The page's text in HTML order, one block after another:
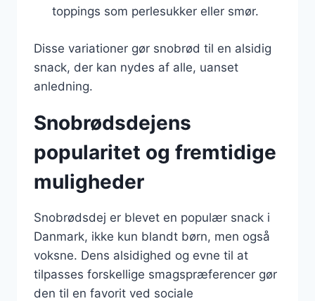
toppings som perlesukker eller smør.
Disse variationer gør snobrød til en alsidig
snack, der kan nydes af alle, uanset
anledning.
Snobrødsdejens
popularitet og fremtidige
muligheder
Snobrødsdej er blevet en populær snack i
Danmark, ikke kun blandt børn, men også
voksne. Dens alsidighed og evne til at
tilpasses forskellige smagspræferencer gør
den til en favorit ved sociale